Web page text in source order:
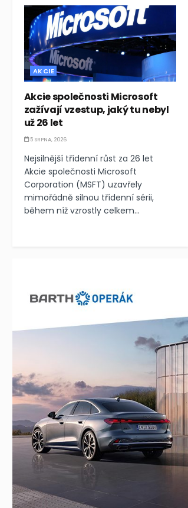
AKCIE
Akcie společnosti Microsoft
zažívají vzestup, jaký tu nebyl
už 26 let
5 SRPNA, 2026
Nejsilnější třídenní růst za 26 let
Akcie společnosti Microsoft
Corporation (MSFT) uzavřely
mimořádně silnou třídenní sérii,
během níž vzrostly celkem...